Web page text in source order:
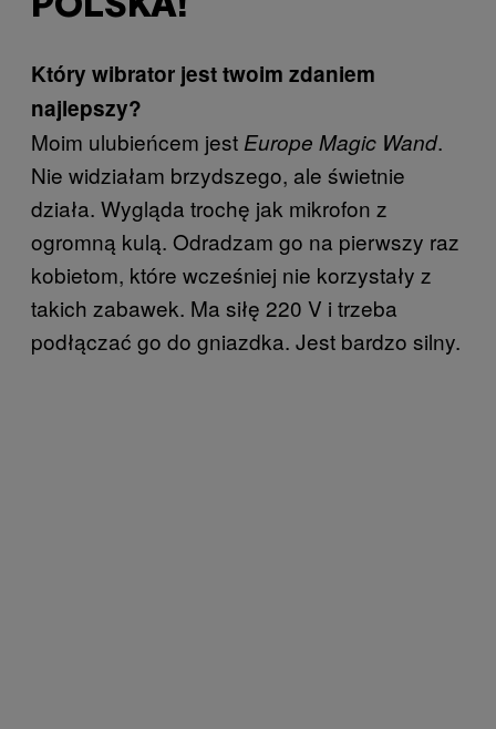
POLSKA!
Który wibrator jest twoim zdaniem
najlepszy?
Moim ulubieńcem jest Europe Magic Wand.
Nie widziałam brzydszego, ale świetnie
działa. Wygląda trochę jak mikrofon z
ogromną kulą. Odradzam go na pierwszy raz
kobietom, które wcześniej nie korzystały z
takich zabawek. Ma siłę 220 V i trzeba
podłączać go do gniazdka. Jest bardzo silny.